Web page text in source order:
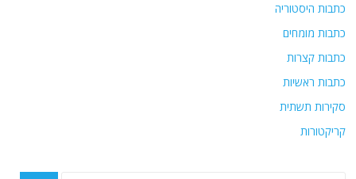
כתבות היסטוריה
כתבות מומחים
כתבות קצרות
כתבות ראשיות
סקירות תשתית
קריקטורות